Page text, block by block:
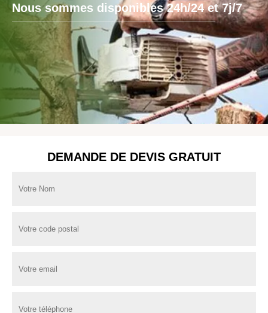
Nous sommes disponibles 24h/24 et 7j/7
DEMANDE DE DEVIS GRATUIT